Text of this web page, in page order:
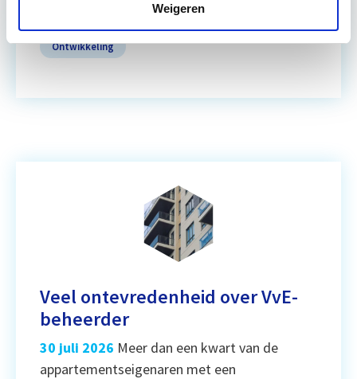
Weigeren
Ontwikkeling
Veel ontevredenheid over VvE-
beheerder
30 juli 2026 Meer dan een kwart van de
appartementseigenaren met een